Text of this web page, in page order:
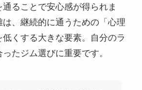
ることで安心感が得られま
、継続的に通うための「心理
くする大きな要素。自分のラ
たジム選びに重要です。